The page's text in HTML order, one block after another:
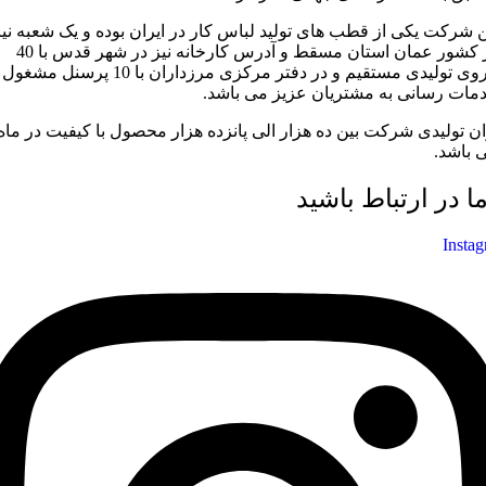
شرکت یکی از قطب های تولید لباس کار در ایران بوده و یک شعبه
در کشور عمان استان مسقط و آدرس کارخانه نیز در شهر قدس با 40
نیروی تولیدی مستقیم و در دفتر مرکزی مرزداران با 10 پرسنل مشغول
رسانی به مشتریان عزیز می باشد.
تولیدی شرکت بین ده هزار الی پانزده هزار محصول با کیفیت در
باشد.
در ارتباط باشید